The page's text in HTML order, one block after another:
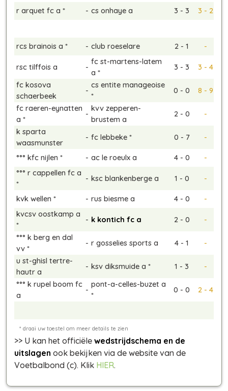
r arquet fc a * - cs onhaye a 3 - 3 3 - 2
rcs brainois a * - club roeselare 2 - 1 -
rsc tilffois a -
fc st-martens-latem
a *
3 - 3
3 - 4
fc kosova
schaerbeek
-
cs entite manageoise
*
0 - 0
8 - 9
fc raeren-eynatten
a *
-
kvv zepperen-
brustem a
2 - 0
-
k sparta
waasmunster
- fc lebbeke * 0 - 7 -
°°° kfc nijlen * - ac le roeulx a 4 - 0
-
°°° r cappellen fc a
*
- ksc blankenberge a 1 - 0 -
kvk wellen * - rus biesme a 4 - 0
-
kvcsv oostkamp a
*
- k kontich fc a 2 - 0
-
°°° k berg en dal
vv *
- r gosselies sports a 4 - 1
-
u st-ghisl tertre-
hautr a
- ksv diksmuide a * 1 - 3
-
°°° k rupel boom fc
a
-
pont-a-celles-buzet a
*
0 - 0 2 - 4
>> U kan het officiële wedstrijdschema en de
uitslagen ook bekijken via de website van de
Voetbalbond (c). Klik HIER.